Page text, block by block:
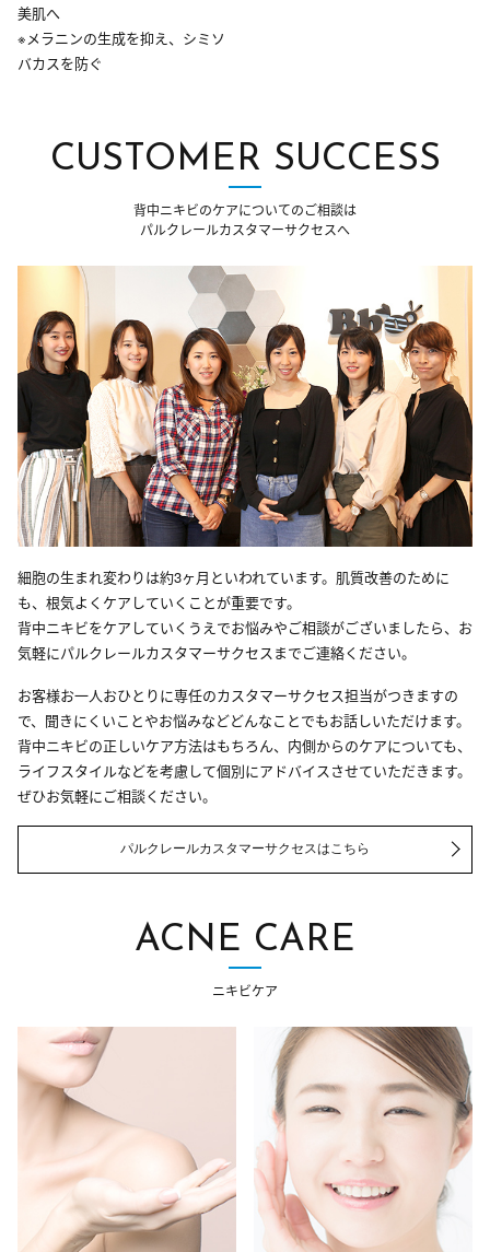
美肌へ
※メラニンの生成を抑え、シミソ
バカスを防ぐ
CUSTOMER SUCCESS
背中ニキビのケアについてのご相談は
パルクレールカスタマーサクセスへ
細胞の生まれ変わりは約3ヶ月といわれています。肌質改善のために
も、根気よくケアしていくことが重要です。
背中ニキビをケアしていくうえでお悩みやご相談がございましたら、お
気軽にパルクレールカスタマーサクセスまでご連絡ください。
お客様お一人おひとりに専任のカスタマーサクセス担当がつきますの
で、聞きにくいことやお悩みなどどんなことでもお話しいただけます。
背中ニキビの正しいケア方法はもちろん、内側からのケアについても、
ライフスタイルなどを考慮して個別にアドバイスさせていただきます。
ぜひお気軽にご相談ください。
パルクレールカスタマーサクセスはこちら
ACNE CARE
ニキビケア